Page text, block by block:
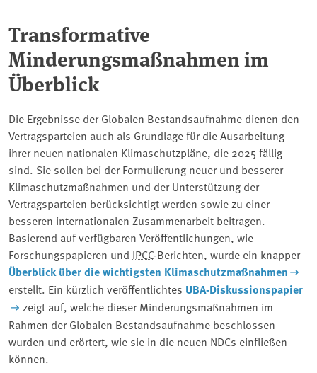
Transformative
Minderungsmaßnahmen im
Überblick
Die Ergebnisse der Globalen Bestandsaufnahme dienen den
Vertragsparteien auch als Grundlage für die Ausarbeitung
ihrer neuen nationalen Klimaschutzpläne, die 2025 fällig
sind. Sie sollen bei der Formulierung neuer und besserer
Klimaschutzmaßnahmen und der Unterstützung der
Vertragsparteien berücksichtigt werden sowie zu einer
besseren internationalen Zusammenarbeit beitragen.
Basierend auf verfügbaren Veröffentlichungen, wie
Forschungspapieren und IPCC-Berichten, wurde ein knapper
Überblick über die wichtigsten Klimaschutzmaßnahmen
erstellt. Ein kürzlich veröffentlichtes UBA-Diskussionspapier
zeigt auf, welche dieser Minderungsmaßnahmen im
Rahmen der Globalen Bestandsaufnahme beschlossen
wurden und erörtert, wie sie in die neuen NDCs einfließen
können.